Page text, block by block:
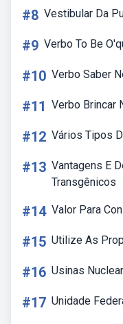
#8 Vestibular Da
#9 Verbo To Be
#10 Verbo Saber
#11 Verbo Brincar
#12 Vários Tipos
#13 Vantagens E
Transgênicos
#14 Valor Para
#15 Utilize As
#16 Usinas
#17 Unidade